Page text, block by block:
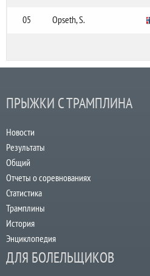
05 Opseth, S.
ПРЫЖКИ С ТРАМПЛИНА
Новости
Результаты
Общий
Отчеты о соревнованиях
Статистика
Трамплины
История
Энциклопедия
ДЛЯ БОЛЕЛЬЩИКОВ